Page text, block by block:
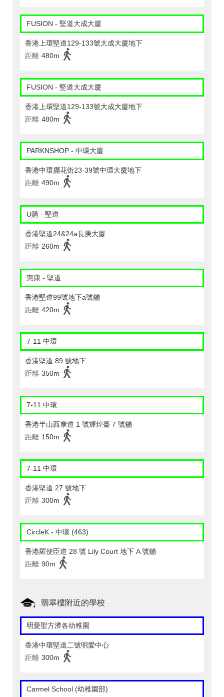
FUSION - 堅道大成大廈
香港上環堅道129-133號大成大廈地下
距離 480m
FUSION - 堅道大成大廈
香港上環堅道129-133號大成大廈地下
距離 480m
PARKNSHOP - 中環大廈
香港中環擺花街23-39號中環大廈地下
距離 490m
U購 - 堅道
香港堅道24&24a長庚大廈
距離 260m
惠康 - 堅道
香港堅道99號地下a號舖
距離 420m
7-11 中環
香港堅道 89 號地下
距離 350m
7-11 中環
香港半山西摩道 1 號輝煌臺 7 號舖
距離 150m
7-11 中環
香港堅道 27 號地下
距離 300m
CircleK - 中環 (463)
香港羅便臣道 28 號 Lily Court 地下 A 號舖
距離 90m
翡翠樓附近的學校
明愛聖方濟各幼稚園
香港中環堅道二號明愛中心
距離 300m
Carmel School (幼稚園部)